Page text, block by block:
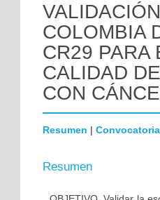
COLOMBIA
CR29 PARA
CALIDAD
CON
Resumen | Convocatoria
Resumen